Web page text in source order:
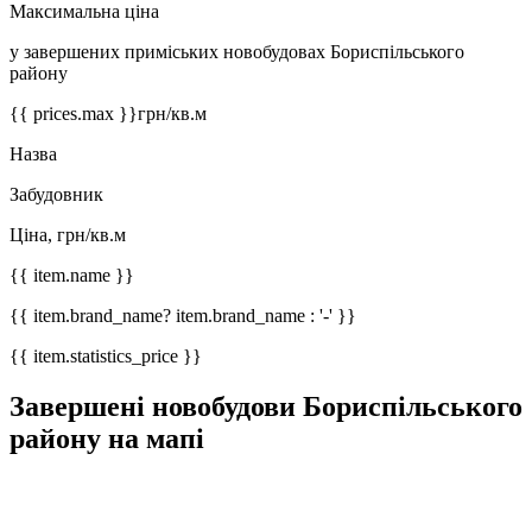
Максимальна ціна
у завершених приміських новобудовах Бориспільського
району
{{ prices.max }}грн/кв.м
Назва
Забудовник
Ціна, грн/кв.м
{{ item.name }}
{{ item.brand_name? item.brand_name : '-' }}
{{ item.statistics_price }}
Завершені новобудови Бориспільського
району на мапі